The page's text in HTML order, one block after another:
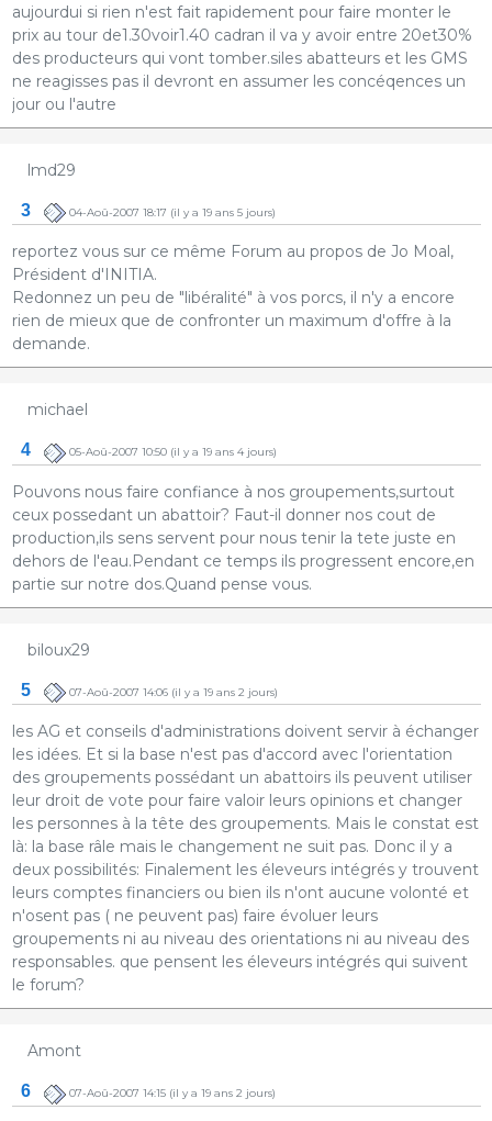
aujourdui si rien n'est fait rapidement pour faire monter le
prix au tour de1.30voir1.40 cadran il va y avoir entre 20et30%
des producteurs qui vont tomber.siles abatteurs et les GMS
ne reagisses pas il devront en assumer les concéqences un
jour ou l'autre
lmd29
3 04-Aoû-2007 18:17 (il y a 19 ans 5 jours)
reportez vous sur ce même Forum au propos de Jo Moal,
Président d'INITIA.
Redonnez un peu de "libéralité" à vos porcs, il n'y a encore
rien de mieux que de confronter un maximum d'offre à la
demande.
michael
4 05-Aoû-2007 10:50(il y a 19 ans 4 jours)
Pouvons nous faire confiance à nos groupements,surtout
ceux possedant un abattoir? Faut-il donner nos cout de
production,ils sens servent pour nous tenir la tete juste en
dehors de l'eau.Pendant ce temps ils progressent encore,en
partie sur notre dos.Quand pense vous.
biloux29
5 07-Aoû-2007 14:06(il y a 19 ans 2 jours)
les AG et conseils d'administrations doivent servir à échanger
les idées. Et si la base n'est pas d'accord avec l'orientation
des groupements possédant un abattoirs ils peuvent utiliser
leur droit de vote pour faire valoir leurs opinions et changer
les personnes à la tête des groupements. Mais le constat est
là: la base râle mais le changement ne suit pas. Donc il y a
deux possibilités: Finalement les éleveurs intégrés y trouvent
leurs comptes financiers ou bien ils n'ont aucune volonté et
n'osent pas ( ne peuvent pas) faire évoluer leurs
groupements ni au niveau des orientations ni au niveau des
responsables. que pensent les éleveurs intégrés qui suivent
le forum?
Amont
6 07-Aoû-2007 14:15(il y a 19 ans 2 jours)